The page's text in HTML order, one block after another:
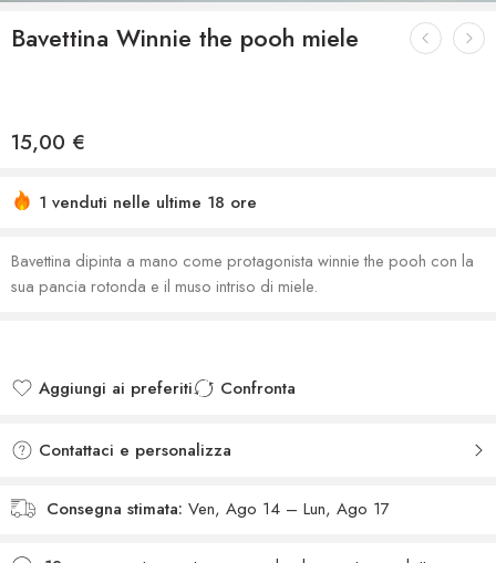
Bavettina Winnie the pooh miele
15,00 €
1 venduti nelle ultime 18 ore
Bavettina dipinta a mano come protagonista winnie the pooh con la
sua pancia rotonda e il muso intriso di miele.
Aggiungi ai preferiti
Confronta
Contattaci e personalizza
Consegna stimata: Ven, Ago 14 – Lun, Ago 17